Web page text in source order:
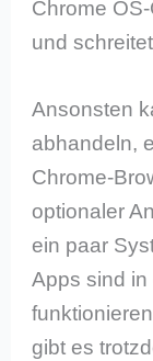
Chrome
und
Ansonsten
abhandeln,
Chrome-
optionaler
ein paar
Apps sind
gibt es